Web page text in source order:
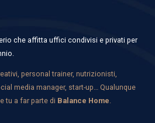
che affitta uffici condivisi e privati per
personal trainer, nutrizionisti,
media manager, start-up… Qualunque
tu a far parte di Balance Home.